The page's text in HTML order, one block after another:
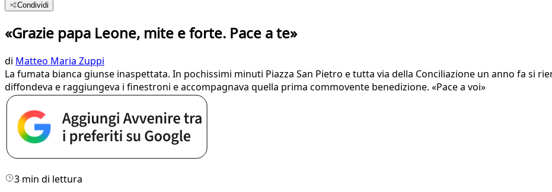
Condividi
«Grazie papa Leone, mite e forte. Pace a te»
di Matteo Maria Zuppi
La fumata bianca giunse inaspettata. In pochissimi minuti Piazza San Pietro e tutta via della Conciliazione un anno fa si
diffondeva e raggiungeva i finestroni e accompagnava quella prima commovente benedizione. «Pace a voi»
3 min di lettura